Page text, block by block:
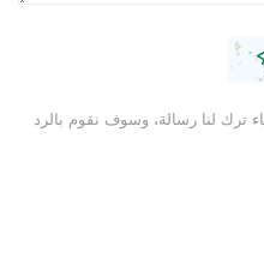
ترك لنا رسالة، وسوف نقوم بالرد